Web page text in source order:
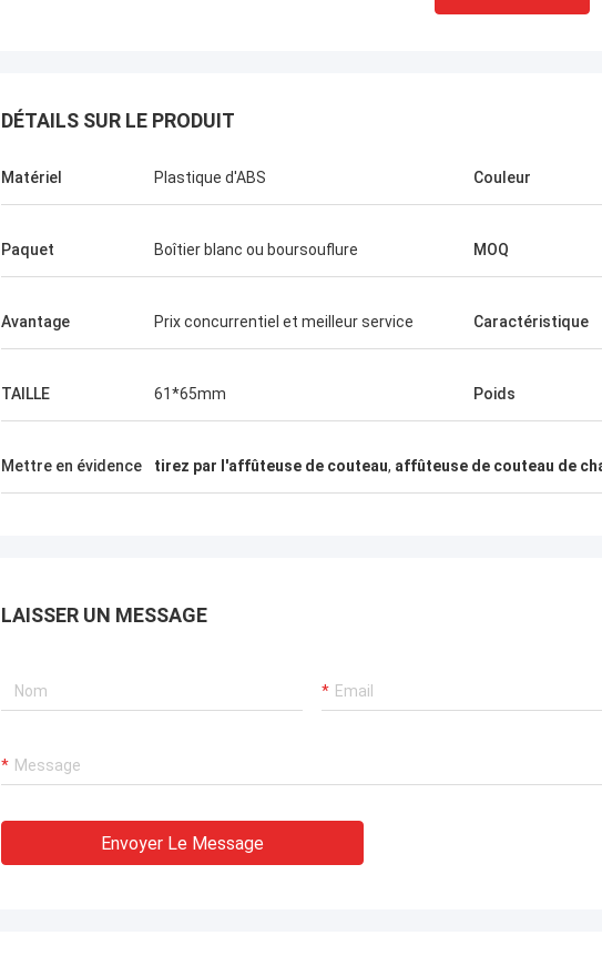
DÉTAILS SUR LE PRODUIT
Matériel Plastique d'ABS Couleur
Paquet Boîtier blanc ou boursouflure MOQ
Avantage Prix concurrentiel et meilleur service Caractéristique
TAILLE 61*65mm Poids
Mettre en évidence tirez par l'affûteuse de couteau, affûteuse de couteau de
LAISSER UN MESSAGE
Envoyer Le Message